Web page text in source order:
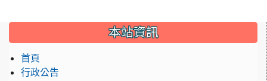
::: 本站資訊
首頁
行政公告